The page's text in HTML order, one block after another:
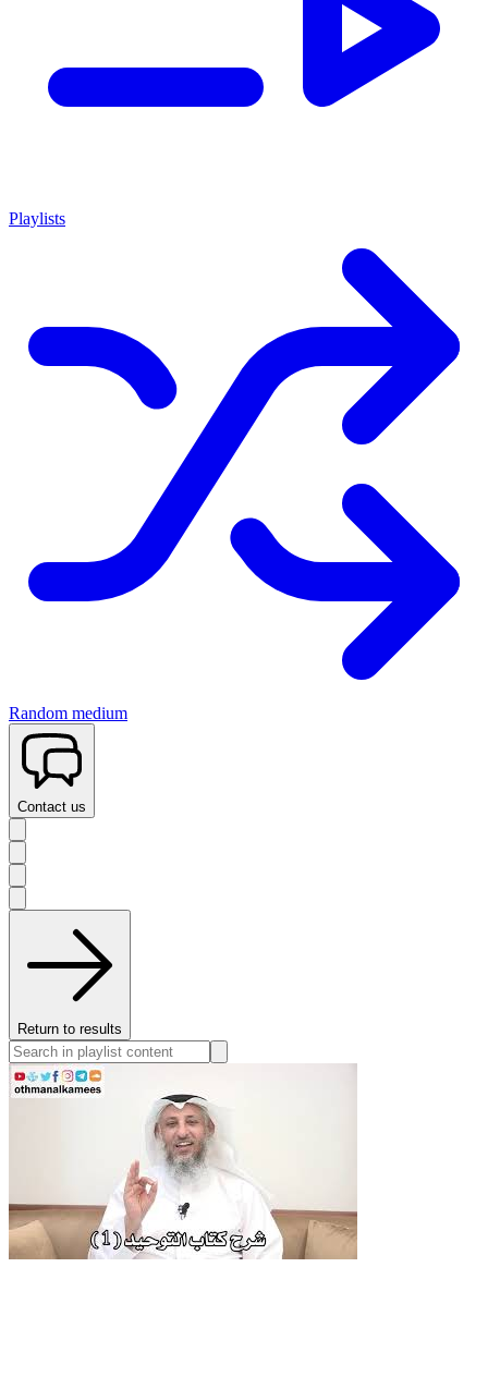
Playlists
Random medium
Contact us
Return to results